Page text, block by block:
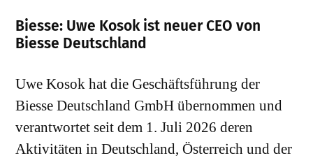
Biesse: Uwe Kosok ist neuer CEO von
Biesse Deutschland
Uwe Kosok hat die Geschäftsführung der
Biesse Deutschland GmbH übernommen und
verantwortet seit dem 1. Juli 2026 deren
Aktivitäten in Deutschland, Österreich und der